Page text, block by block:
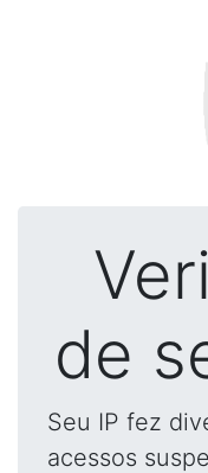
de
Seu IP fez
acessos